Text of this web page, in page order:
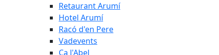
Retaurant Arumí
Hotel Arumí
Racó d'en Pere
Vadevents
Ca l'Abel